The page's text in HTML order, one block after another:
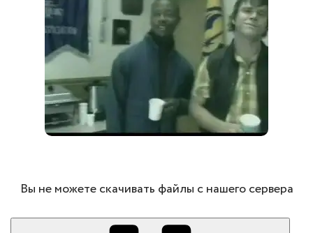
Вы не можете скачивать файлы с нашего сервера